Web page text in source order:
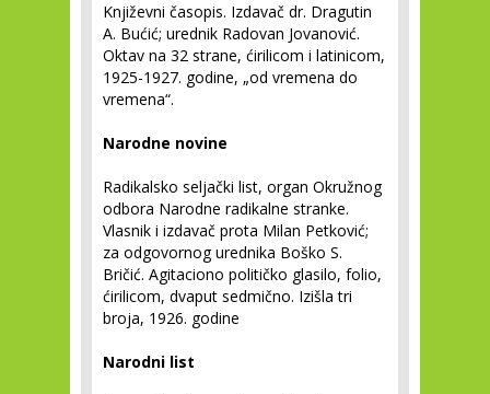
Književni časopis. Izdavač dr. Dragutin
A. Bućić; urednik Radovan Jovanović.
Oktav na 32 strane, ćirilicom i latinicom,
1925-1927. godine, „od vremena do
vremena“.
Narodne novine
Radikalsko seljački list, organ Okružnog
odbora Narodne radikalne stranke.
Vlasnik i izdavač prota Milan Petković;
za odgovornog urednika Boško S.
Bričić. Agitaciono političko glasilo, folio,
ćirilicom, dvaput sedmično. Izišla tri
broja, 1926. godine
Narodni list